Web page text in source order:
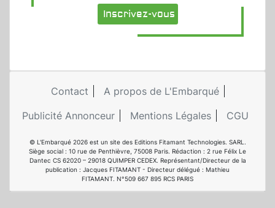
Inscrivez-vous
Contact
A propos de L'Embarqué
Publicité Annonceur
Mentions Légales CGU
© L'Embarqué 2026 est un site des Editions Fitamant Technologies. SARL.
Siège social : 10 rue de Penthièvre, 75008 Paris. Rédaction : 2 rue Félix Le
Dantec CS 62020 – 29018 QUIMPER CEDEX. Représentant/Directeur de la
publication : Jacques FITAMANT - Directeur délégué : Mathieu
FITAMANT. N°509 667 895 RCS PARIS